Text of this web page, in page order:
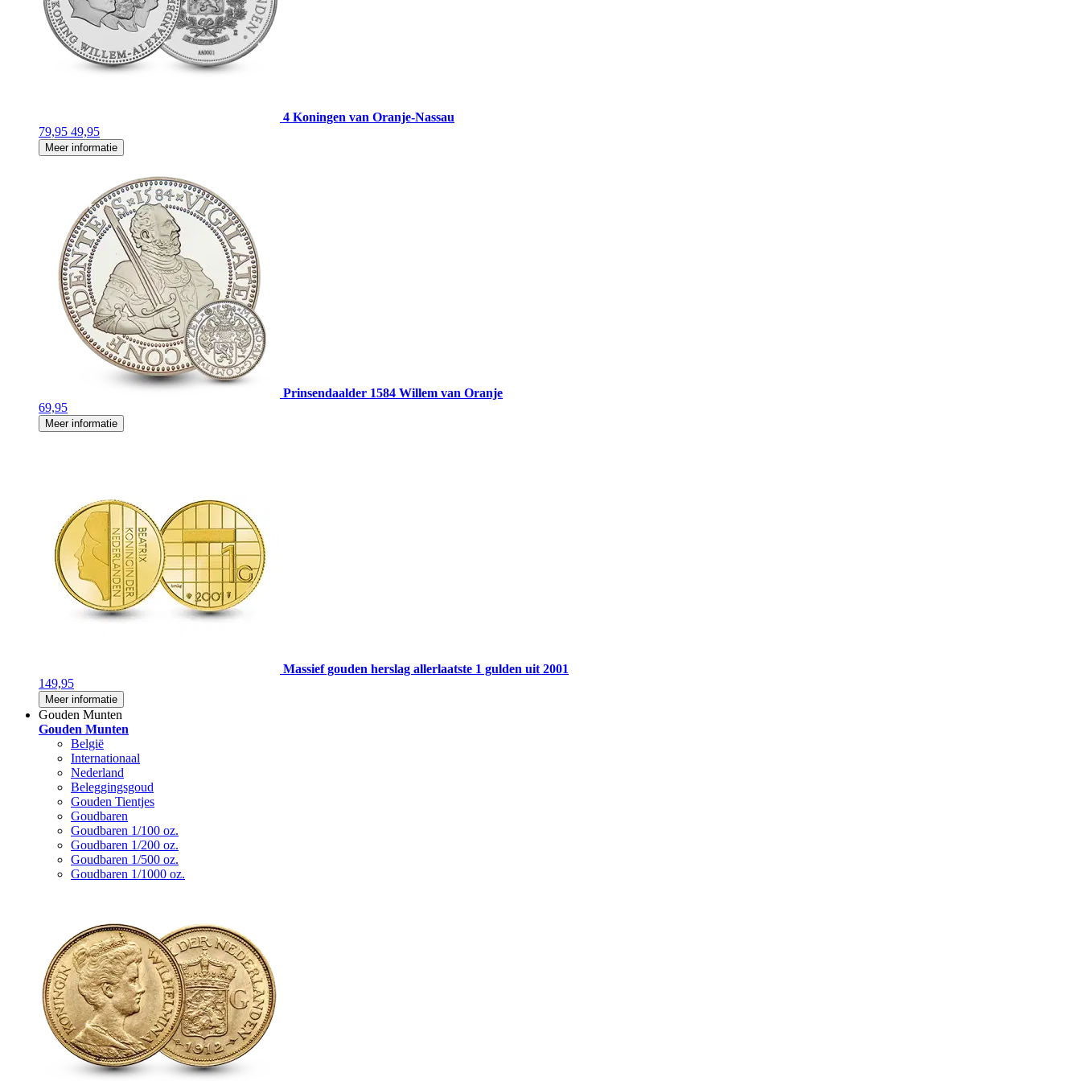
4 Koningen van Oranje-Nassau
79,95 49,95
Meer informatie
Prinsendaalder 1584 Willem van Oranje
69,95
Meer informatie
Massief gouden herslag allerlaatste 1 gulden uit 2001
149,95
Meer informatie
Gouden Munten
Gouden Munten
België
Internationaal
Nederland
Beleggingsgoud
Gouden Tientjes
Goudbaren
Goudbaren 1/100 oz.
Goudbaren 1/200 oz.
Goudbaren 1/500 oz.
Goudbaren 1/1000 oz.